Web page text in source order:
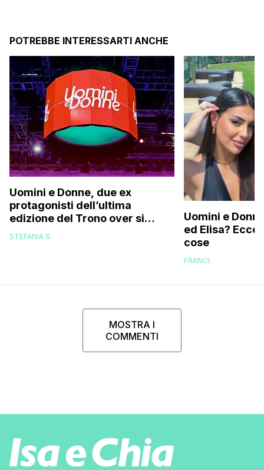
POTREBBE INTERESSARTI ANCHE
Uomini e Donne, due ex
protagonisti dell’ultima
edizione del Trono over si
stanno frequentando fuori dal
STEFANIA S
Uomini e
ed Elisa? Ecco
cose
FRANCI
MOSTRA I
COMMENTI